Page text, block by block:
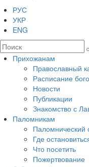
РУС
УКР
ENG
Прихожанам
Православный
Расписание
Новости
Публикации
Знакомство с
Паломникам
Паломнический
Где
Что посетить
Пожертвование